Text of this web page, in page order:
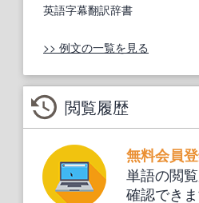
英語字幕翻訳辞書
>> 例文の一覧を見る
閲覧履歴
無料会員
単語の閲
確認できま